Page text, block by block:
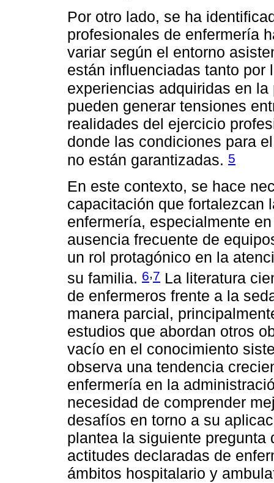
Por otro lado, se ha
profesionales de enfermería
variar según el entorno
están influenciadas tanto por
experiencias adquiridas en
pueden generar tensiones
realidades del ejercicio
donde las condiciones para
no están garantizadas. 5
En este contexto, se hace
capacitación que fortalezcan
enfermería, especialmente
ausencia frecuente de
un rol protagónico en la
su familia. 6,7 La literatura
de enfermeros frente a la
manera parcial,
estudios que abordan otros
vacío en el conocimiento
observa una tendencia
enfermería en la
necesidad de comprender
desafíos en torno a su
plantea la siguiente
actitudes declaradas de
ámbitos hospitalario y